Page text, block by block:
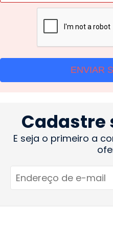
ENVIAR
Cadastre
E seja o primeiro a